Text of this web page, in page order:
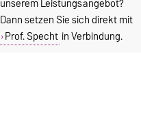
unserem Leistungsangebot?
Dann setzen Sie sich direkt mit
Prof. Specht in Verbindung.